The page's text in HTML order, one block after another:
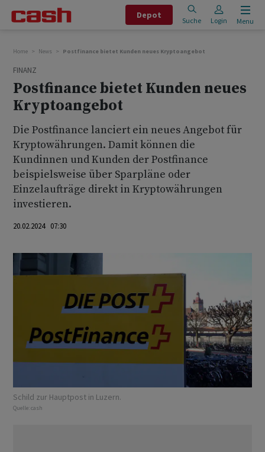
Depot
Suche Login Menu
Home News Postfinance bietet Kunden neues Kryptoangebot
FINANZ
Postfinance bietet Kunden neues
Kryptoangebot
Die Postfinance lanciert ein neues Angebot für
Kryptowährungen. Damit können die
Kundinnen und Kunden der Postfinance
beispielsweise über Sparpläne oder
Einzelaufträge direkt in Kryptowährungen
investieren.
20.02.2024 07:30
Schild zur Hauptpost in Luzern.
Quelle: cash